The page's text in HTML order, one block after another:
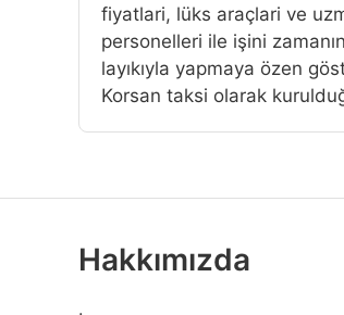
fiyatlari, lüks araçlari ve
personelleri ile işini
layıkıyla yapmaya özen
Korsan taksi olarak
Hakkımızda